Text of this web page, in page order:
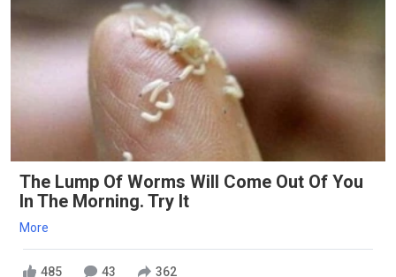
The Lump Of Worms Will Come Out Of You
In The Morning. Try It
More
485 43 362